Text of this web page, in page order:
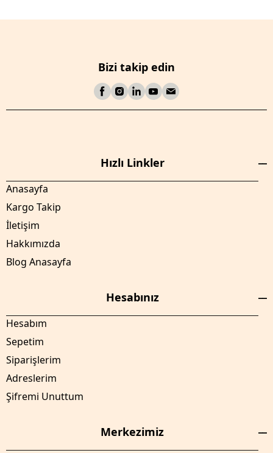
Bizi takip edin
Hızlı Linkler
Anasayfa
Kargo Takip
İletişim
Hakkımızda
Blog Anasayfa
Hesabınız
Hesabım
Sepetim
Siparişlerim
Adreslerim
Şifremi Unuttum
Merkezimiz